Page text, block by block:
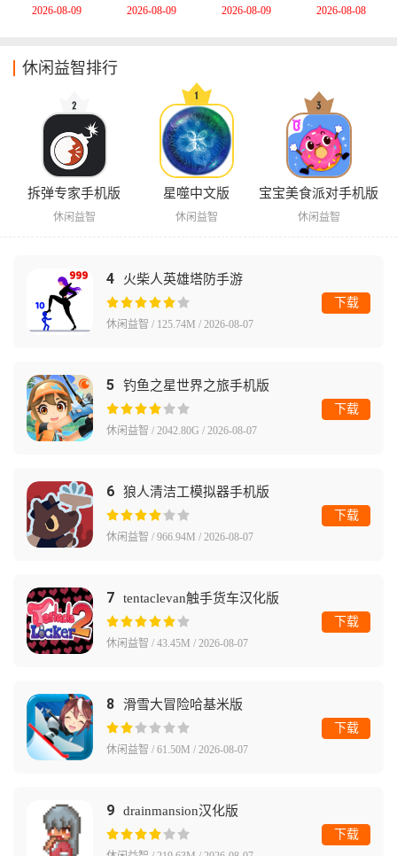
2026-08-09
2026-08-09
2026-08-09
2026-08-08
休闲益智排行
拆弹专家手机版
休闲益智
星噬中文版
休闲益智
宝宝美食派对手机版
休闲益智
4 火柴人英雄塔防手游
休闲益智 / 125.74M / 2026-08-07
下载
5 钓鱼之星世界之旅手机版
休闲益智 / 2042.80G / 2026-08-07
下载
6 狼人清洁工模拟器手机版
休闲益智 / 966.94M / 2026-08-07
下载
7 tentaclevan触手货车汉化版
休闲益智 / 43.45M / 2026-08-07
下载
8 滑雪大冒险哈基米版
休闲益智 / 61.50M / 2026-08-07
下载
9 drainmansion汉化版
下载